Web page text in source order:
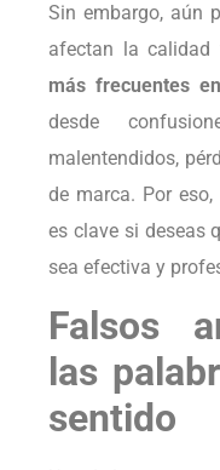
Sin embargo, aún
afectan la calidad
más frecuentes
desde
malentendidos,
de marca. Por
es clave si deseas
sea efectiva y
Falsos
las
sentido